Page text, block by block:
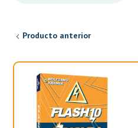
Producto anterior